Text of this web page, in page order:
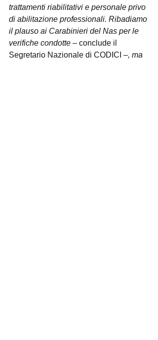
trattamenti riabilitativi e personale privo
di abilitazione professionali. Ribadiamo
il plauso ai Carabinieri del Nas per le
verifiche condotte – conclude il
Segretario Nazionale di CODICI –, ma